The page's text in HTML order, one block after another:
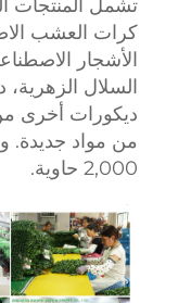
تشمل المنتجات
كرات العشب
الأشجار
السلال
ديكورات أخرى من
من مواد جديدة.
2,000 حاوية.